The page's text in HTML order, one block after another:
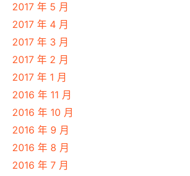
2017 年 5 月
2017 年 4 月
2017 年 3 月
2017 年 2 月
2017 年 1 月
2016 年 11 月
2016 年 10 月
2016 年 9 月
2016 年 8 月
2016 年 7 月